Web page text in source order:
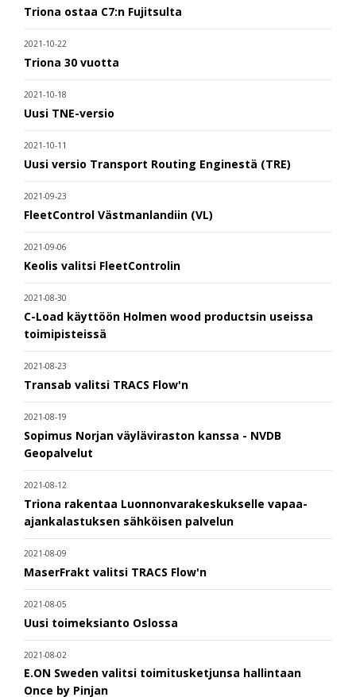
Triona ostaa C7:n Fujitsulta
2021-10-22
Triona 30 vuotta
2021-10-18
Uusi TNE-versio
2021-10-11
Uusi versio Transport Routing Enginestä (TRE)
2021-09-23
FleetControl Västmanlandiin (VL)
2021-09-06
Keolis valitsi FleetControlin
2021-08-30
C-Load käyttöön Holmen wood productsin useissa
toimipisteissä
2021-08-23
Transab valitsi TRACS Flow'n
2021-08-19
Sopimus Norjan väyläviraston kanssa - NVDB
Geopalvelut
2021-08-12
Triona rakentaa Luonnonvarakeskukselle vapaa-
ajankalastuksen sähköisen palvelun
2021-08-09
MaserFrakt valitsi TRACS Flow'n
2021-08-05
Uusi toimeksianto Oslossa
2021-08-02
E.ON Sweden valitsi toimitusketjunsa hallintaan
Once by Pinjan